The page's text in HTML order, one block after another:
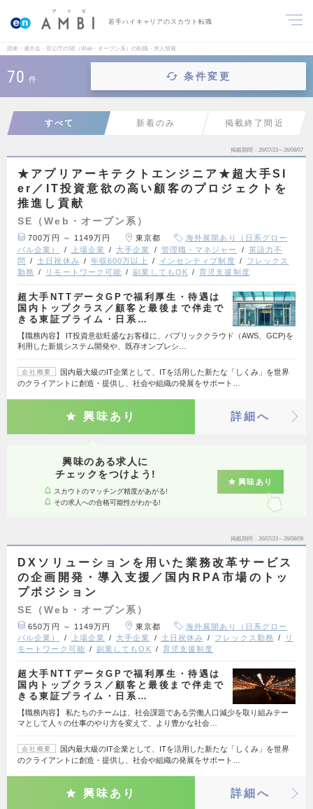
若手ハイキャリアのスカウト転職
団体・連合会・官公庁のSE（Web・オープン系）の転職・求人情報
70 件 条件変更
すべて 新着のみ 掲載終了間近
掲載期間 26/07/23～26/08/07
★アプリアーキテクトエンジニア★超大手SI
er／IT投資意欲の高い顧客のプロジェクトを
推進し貢献
SE（Web・オープン系）
700万円 ～ 1149万円 東京都
海外展開あり（日系グロー
バル企業）
上場企業 大手企業 管理職・マネジャー
英語力不
問
土日祝休み 年収600万以上 インセンティブ制度
フレックス
勤務
リモートワーク可能 副業してもOK 育児支援制度
超大手NTTデータGPで福利厚生・待遇は
国内トップクラス／顧客と最後まで伴走で
きる東証プライム・日系…
【職務内容】 IT投資意欲旺盛なお客様に、パブリッククラウド（AWS、GCP)を
利用した新規システム開発や、既存オンプレシ…
会社概要
国内最大級のIT企業として、ITを活用した新たな「しくみ」を世界
のクライアントに創造・提供し、社会や組織の発展をサポート…
興味あり 詳細へ
興味のある求人に
チェックをつけよう!
スカウトのマッチング精度があがる!
その求人への合格可能性がわかる!
興味あり
掲載期間 26/07/23～26/08/09
DXソリューションを用いた業務改革サービス
の企画開発・導入支援／国内RPA市場のトッ
プポジション
SE（Web・オープン系）
650万円 ～ 1149万円 東京都
海外展開あり（日系グロー
バル企業）
上場企業 大手企業 土日祝休み フレックス勤務
リ
モートワーク可能
副業してもOK 育児支援制度
超大手NTTデータGPで福利厚生・待遇は
国内トップクラス／顧客と最後まで伴走で
きる東証プライム・日系…
【職務内容】 私たちのチームは、社会課題である労働人口減少を取り組みテー
マとして人々の仕事のやり方を変えて、より豊かな社会…
会社概要
国内最大級のIT企業として、ITを活用した新たな「しくみ」を世界
のクライアントに創造・提供し、社会や組織の発展をサポート…
興味あり 詳細へ